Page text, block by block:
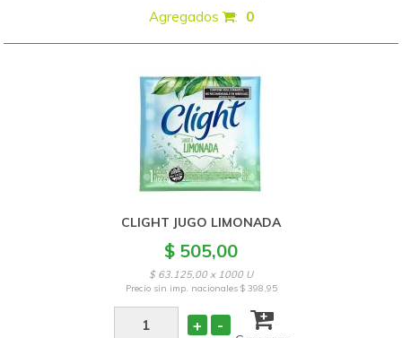
Agregados : 0
CLIGHT JUGO LIMONADA
$ 505,00
$ 63.125,00 x 1000 U
Precio sin imp. nacionales $ 398,95
+ -